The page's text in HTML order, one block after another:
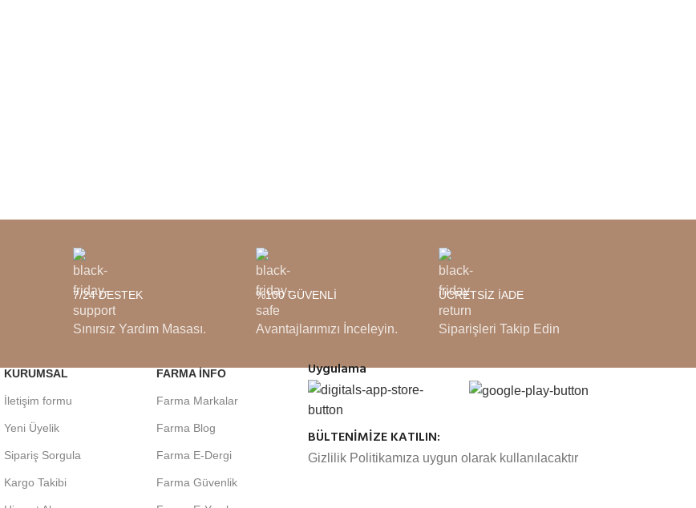
7/24 DESTEK
Sınırsız Yardım Masası.
%100 GÜVENLİ
Avantajlarımızı İnceleyin.
ÜCRETSİZ İADE
Siparişleri Takip Edin
KURUMSAL
İletişim formu
Yeni Üyelik
Sipariş Sorgula
Kargo Takibi
FARMA INFO
Farma Markalar
Farma Blog
Farma E-Dergi
Farma Güvenlik
Uygulama
BÜLTENİMİZE KATILIN:
Gizlilik Politikamıza uygun olarak kullanılacaktır